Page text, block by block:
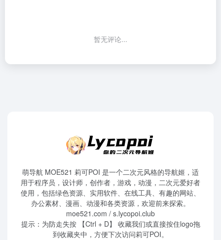
暂无评论...
萌导航 MOE521 莉可POI 是一个二次元风格的导航姬，适
用于程序员，设计师，创作者，游戏，动漫，二次元爱好者
使用，包括绿色资源、实用软件、在线工具、有趣的网站、
办公素材、漫画、动漫和各类资源，欢迎前来探索。
moe521.com / s.lycopoi.club
提示：为防走失按 【Ctrl + D】 收藏我们或直接按住logo拖
到收藏夹中，方便下次访问莉可POI。